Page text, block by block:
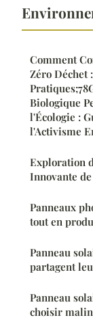
Comment
Zéro Déchet
Biologique
l'Écologie :
l'Activisme
Exploration
Innovante
Panneaux
tout en
Panneau
partagent
Panneau
choisir malin